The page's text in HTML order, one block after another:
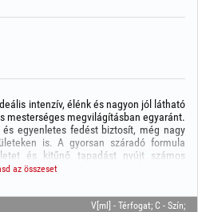
intenzív, élénk és nagyon jól látható
mesterséges megvilágításban egyaránt.
egyenletes fedést biztosít, még nagy
is. A gyorsan száradó formula
és kitűnő tapadást nyújt számos
üvegen, kövön és különféle
az összeset
V[ml] - Térfogat; C - Szín;